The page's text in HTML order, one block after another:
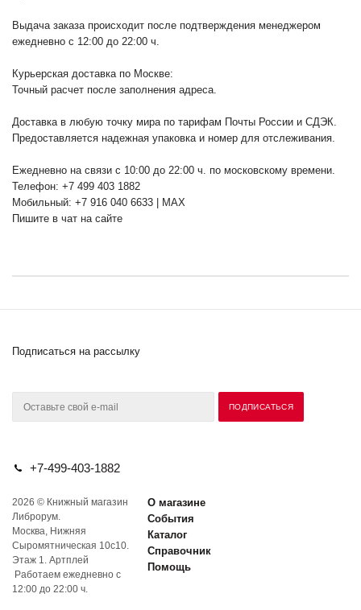
Выдача заказа происходит после подтверждения менеджером
ежедневно с 12:00 до 22:00 ч.
Курьерская доставка по Москве:
Точный расчет после заполнения адреса.
Доставка в любую точку мира по тарифам Почты России и СДЭК.
Предоставляется надежная упаковка и номер для отслеживания.
Ежедневно на связи с 10:00 до 22:00 ч. по московскому времени.
Телефон: +7 499 403 1882
Мобильный: +7 916 040 6633 | MAX
Пишите в чат на сайте
Подписаться на рассылку
+7-499-403-1882
2026 © Книжный магазин
Либрорум.
Москва, Нижняя
Сыромятническая 10с10.
Этаж 1. Артплей
Работаем ежедневно с
12:00 до 22:00 ч.
О магазине
События
Каталог
Справочник
Помощь